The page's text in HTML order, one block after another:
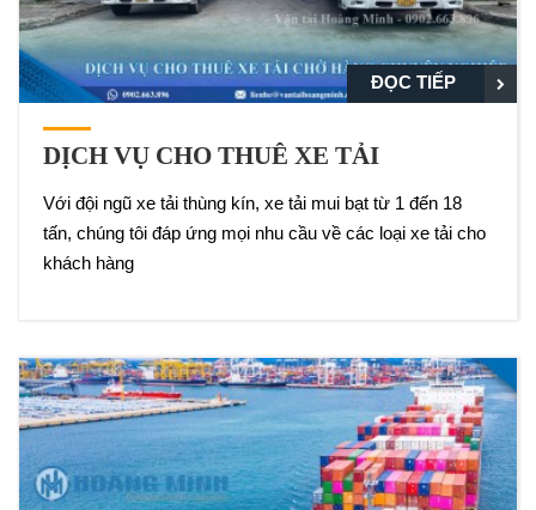
ĐỌC TIẾP
DỊCH VỤ CHO THUÊ XE TẢI
Với đội ngũ xe tải thùng kín, xe tải mui bạt từ 1 đến 18
tấn, chúng tôi đáp ứng mọi nhu cầu về các loại xe tải cho
khách hàng